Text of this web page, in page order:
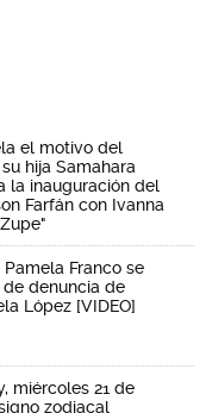
el motivo del
hija Samahara
la inauguración del
Farfán con Ivanna
Franco se
de denuncia de
López [VIDEO]
miércoles 21 de
zodiacal